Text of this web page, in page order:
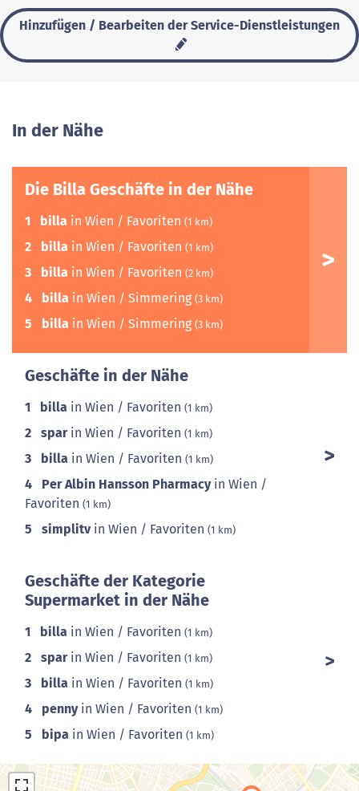
Hinzufügen / Bearbeiten der Service-Dienstleistungen
In der Nähe
Die Billa Geschäfte in der Nähe
1 billa in Wien / Favoriten (1 km)
2 billa in Wien / Favoriten (1 km)
3 billa in Wien / Favoriten (2 km)
4 billa in Wien / Simmering (3 km)
5 billa in Wien / Simmering (3 km)
Geschäfte in der Nähe
1 billa in Wien / Favoriten (1 km)
2 sparin Wien / Favoriten (1 km)
3 billa in Wien / Favoriten (1 km)
4 Per Albin Hansson Pharmacyin Wien /
Favoriten (1 km)
5 simplitvin Wien / Favoriten (1 km)
Geschäfte der Kategorie
Supermarket in der Nähe
1 billa in Wien / Favoriten (1 km)
2 sparin Wien / Favoriten (1 km)
3 billa in Wien / Favoriten (1 km)
4 pennyin Wien / Favoriten (1 km)
5 bipa in Wien / Favoriten (1 km)